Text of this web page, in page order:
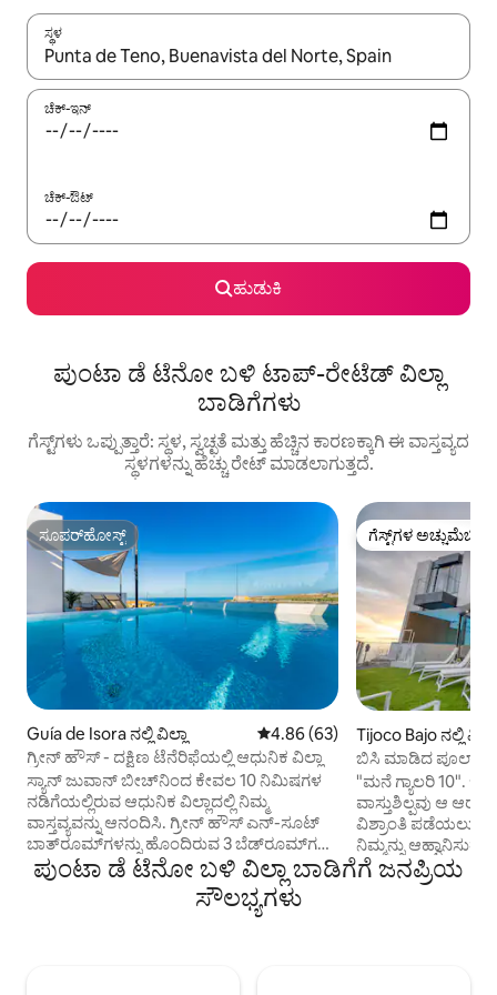
ಸ್ಥಳ
ಫಲಿತಾಂಶಗಳು ಲಭ್ಯವಿರುವಾಗ, ಅಪ್ ಮತ್ತು ಡೌನ್ ಬಾಣದ ಕೀಲಿಗಳೊಂದಿಗೆ
ಚೆಕ್-ಇನ್
ಚೆಕ್-ಔಟ್
ಹುಡುಕಿ
ಪುಂಟಾ ಡೆ ಟೆನೋ ಬಳಿ ಟಾಪ್-ರೇಟೆಡ್ ವಿಲ್ಲಾ
ಬಾಡಿಗೆಗಳು
ಗೆಸ್ಟ್‌ಗಳು ಒಪ್ಪುತ್ತಾರೆ: ಸ್ಥಳ, ಸ್ವಚ್ಛತೆ ಮತ್ತು ಹೆಚ್ಚಿನ ಕಾರಣಕ್ಕಾಗಿ ಈ ವಾಸ್ತವ್ಯದ
ಸ್ಥಳಗಳನ್ನು ಹೆಚ್ಚು ರೇಟ್ ಮಾಡಲಾಗುತ್ತದೆ.
ಸೂಪರ್‌ಹೋಸ್ಟ್
ಸೂಪರ್‌ಹೋಸ್ಟ್
Guía de Isora ನಲ್ಲಿ ವಿಲ್ಲಾ 5 ರಲ್ಲಿ 4.86 ಸರಾಸರಿ ರೇಟಿಂಗ್, 63
4.86 (63)
ಗ್ರೀನ್ ಹೌಸ್ - ದಕ್ಷಿಣ ಟೆನೆರಿಫೆಯಲ್ಲಿ ಆಧುನಿಕ ವಿಲ್ಲಾ
ಸ್ಯಾನ್ ಜುವಾನ್ ಬೀಚ್‌ನಿಂದ ಕೇವಲ 10 ನಿಮಿಷಗಳ
ನಡಿಗೆಯಲ್ಲಿರುವ ಆಧುನಿಕ ವಿಲ್ಲಾದಲ್ಲಿ ನಿಮ್ಮ
ವಾಸ್ತವ್ಯವನ್ನು ಆನಂದಿಸಿ. ಗ್ರೀನ್ ಹೌಸ್ ಎನ್-ಸೂಟ್
ಬಾತ್‌ರೂಮ್‌ಗಳನ್ನು ಹೊಂದಿರುವ 3 ಬೆಡ್‌ರೂಮ್‌ಗಳು,
ವಿಶಾಲವಾದ ಲಿವಿಂಗ್ ರೂಮ್, ಸಂಪೂರ್ಣ ಸುಸಜ್ಜಿತ
ಅಡುಗೆಮನೆ ಮತ್ತು ಹೀಟೆಡ್ ಪೂಲ್, ಜಕುಝಿ ಮತ್ತು
ಸಾಗರ ಮತ್ತು ಪರ್ವತ ವೀಕ್ಷಣೆಗಳನ್ನು ಹೊಂದಿರುವ
ಗೆಸ್ಟ್‌ಗಳ
ಗೆಸ್ಟ್‌ಗಳ
Tijoco Bajo ನಲ್ಲಿ
ಬಿಸಿ ಮಾಡಿದ ಪೂಲ್ -
ನೋಟಗಳು
"ಮನೆ ಗ್ಯಾಲರಿ 10".
ವಾಸ್ತುಶಿಲ್ಪವು ಆ
ವಿಶ್ರಾಂತಿ ಪಡೆಯಲು
ನಿಮ್ಮನ್ನು
ಮತ್ತು 3 ಪೂರ್ಣ
ಮಾಸ್ಟರ್ ಬೆಡ್‌ರೂಮ್:
ಪುಂಟಾ ಡೆ ಟೆನೋ ಬಳಿ ವಿಲ್ಲಾ ಬಾಡಿಗೆಗೆ ಜನಪ್ರಿಯ
ಸೌಲಭ್ಯಗಳು